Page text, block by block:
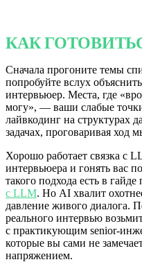
КАК
Сначала прогоните темы
попробуйте вслух
интервьюер. Места, где
могу», — ваши слабые
лайвкодинг на структурах
задачах, проговаривая ход
Хорошо работает связка с
интервьюера и гонять вас
такого подхода есть в гайде
с LLM. Но AI хвалит
давление живого диалога.
реального интервью
с практикующим senior-
которые вы сами не
напряжением.